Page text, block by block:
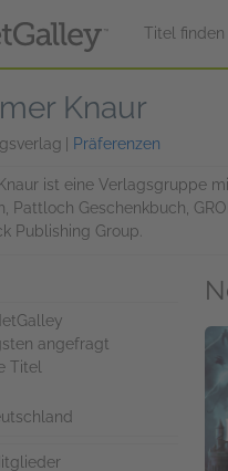
Titel finden
Knaur
Präferenzen
ist eine Verlagsgruppe
Pattloch Geschenkbuch,
Publishing Group.
angefragt
Titel